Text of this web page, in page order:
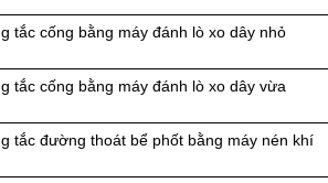
tắc cống bằng máy đánh lò xo dây nhỏ
tắc cống bằng máy đánh lò xo dây vừa
tắc đường thoát bể phốt bằng máy nén khí